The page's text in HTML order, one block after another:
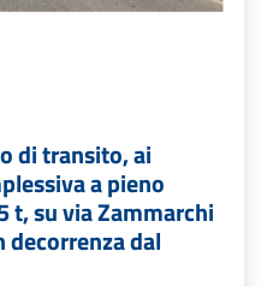
di transito, ai
a pieno
t, su via Zammarchi
dal